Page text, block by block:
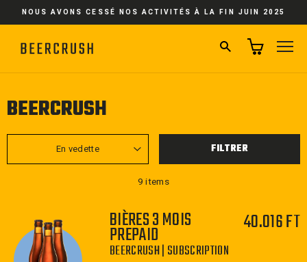
PasserNOUS AVONS CESSÉ NOS ACTIVITÉS À LA FIN JUIN 2025
RECHERCHER
BEERCRUSH
FILTRER
9 items
BIÈRES 3 MOIS
PREPAID
BEERCRUSH | SUBSCRIPTION
40.016 FT